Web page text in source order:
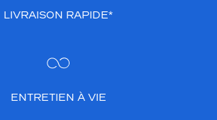
LIVRAISON RAPIDE*
ENTRETIEN À VIE